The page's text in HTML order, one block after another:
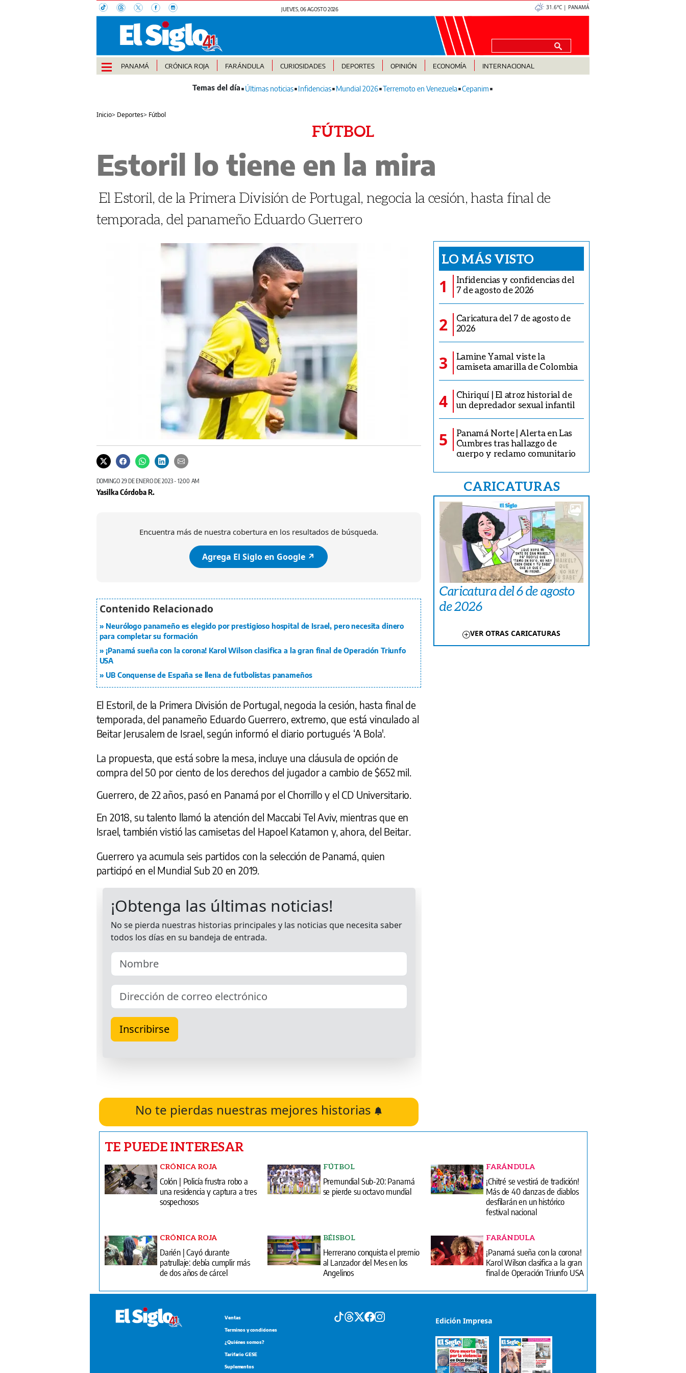
JUEVES, 06 AGOSTO 2026 31.6°C | PANAMÁ
PANAMÁ CRÓNICA ROJA FARÁNDULA CURIOSIDADES DEPORTES OPINIÓN ECONOMÍA INTERNACIONAL
Últimas noticias Infidencias Mundial 2026 Terremoto en Venezuela Cepanim
Inicio> Deportes> Fútbol
FÚTBOL
Estoril lo tiene en la mira
El Estoril, de la Primera División de Portugal, negocia la cesión, hasta final de
temporada, del panameño Eduardo Guerrero
DOMINGO 29 DE ENERO DE 2023 - 12:00 AM
Yasilka Córdoba R.
Encuentra más de nuestra cobertura en los resultados de búsqueda.
Agrega El Siglo en Google ↗️
Neurólogo panameño es elegido por prestigioso hospital de Israel, pero necesita dinero
para completar su formación
¡Panamá sueña con la corona! Karol Wilson clasifica a la gran final de Operación Triunfo
USA
UB Conquense de España se llena de futbolistas panameños
El Estoril, de la Primera División de Portugal, negocia la cesión, hasta final de
temporada, del panameño Eduardo Guerrero, extremo, que está vinculado al
Beitar Jerusalem de Israel, según informó el diario portugués ‘A Bola'.
La propuesta, que está sobre la mesa, incluye una cláusula de opción de
compra del 50 por ciento de los derechos del jugador a cambio de $652 mil.
Guerrero, de 22 años, pasó en Panamá por el Chorrillo y el CD Universitario.
En 2018, su talento llamó la atención del Maccabi Tel Aviv, mientras que en
Israel, también vistió las camisetas del Hapoel Katamon y, ahora, del Beitar.
Guerrero ya acumula seis partidos con la selección de Panamá, quien
participó en el Mundial Sub 20 en 2019.
No te pierdas nuestras mejores historias
LO MÁS VISTO
1
Infidencias y confidencias del
7 de agosto de 2026
2
Caricatura del 7 de agosto de
2026
3
Lamine Yamal viste la
camiseta amarilla de Colombia
4
Chiriquí | El atroz historial de
un depredador sexual infantil
5
Panamá Norte | Alerta en Las
Cumbres tras hallazgo de
cuerpo y reclamo comunitario
CARICATURAS
Caricatura del 6 de agosto
de 2026
VER OTRAS CARICATURAS
TE PUEDE INTERESAR
CRÓNICA ROJA
Colón | Policía frustra robo a
una residencia y captura a tres
sospechosos
FÚTBOL
Premundial Sub-20: Panamá
se pierde su octavo mundial
FARÁNDULA
¡Chitré se vestirá de tradición!
Más de 40 danzas de diablos
desfilarán en un histórico
festival nacional
CRÓNICA ROJA
Darién | Cayó durante
patrullaje: debía cumplir más
de dos años de cárcel
BÉISBOL
Herrerano conquista el premio
al Lanzador del Mes en los
Angelinos
FARÁNDULA
¡Panamá sueña con la corona!
Karol Wilson clasifica a la gran
final de Operación Triunfo USA
Ventas
Terminos y condiciones
¿Quiénes somos?
Tarifario GESE
Suplementos
Edición Impresa